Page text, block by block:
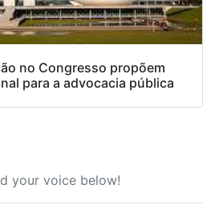
no Congresso propõem
para a advocacia pública
your voice below!